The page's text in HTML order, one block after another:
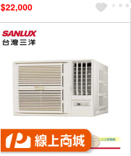
及使用6期以上分期0利率,需付
基本安裝運費)
滿額折$500
$22,000